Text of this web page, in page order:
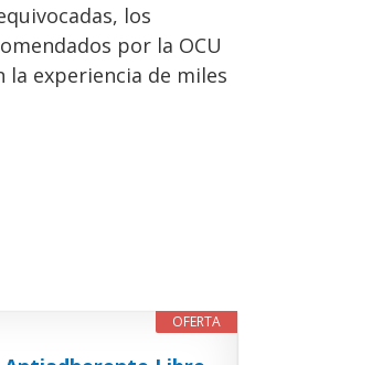
los
por la OCU
la experiencia de miles
OFERTA